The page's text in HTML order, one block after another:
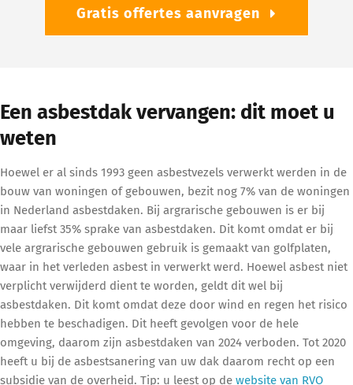
Gratis offertes aanvragen
Een asbestdak vervangen: dit moet u
weten
Hoewel er al sinds 1993 geen asbestvezels verwerkt werden in de
bouw van woningen of gebouwen, bezit nog 7% van de woningen
in Nederland asbestdaken. Bij argrarische gebouwen is er bij
maar liefst 35% sprake van asbestdaken. Dit komt omdat er bij
vele argrarische gebouwen gebruik is gemaakt van golfplaten,
waar in het verleden asbest in verwerkt werd. Hoewel asbest niet
verplicht verwijderd dient te worden, geldt dit wel bij
asbestdaken. Dit komt omdat deze door wind en regen het risico
hebben te beschadigen. Dit heeft gevolgen voor de hele
omgeving, daarom zijn asbestdaken van 2024 verboden. Tot 2020
heeft u bij de asbestsanering van uw dak daarom recht op een
subsidie van de overheid. Tip: u leest op de website van RVO